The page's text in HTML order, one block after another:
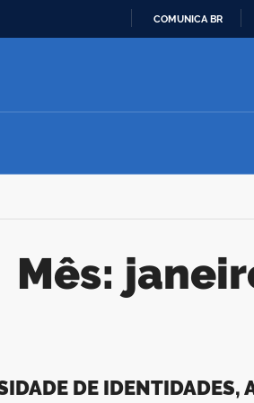
COMUNICA BR
Mês:
DE IDENTIDADES,